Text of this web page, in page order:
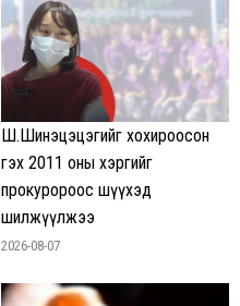
Ш.Шинэцэцэгийг хохироосон
гэх 2011 оны хэргийг
прокуророос шүүхэд
шилжүүлжээ
2026-08-07